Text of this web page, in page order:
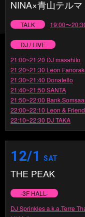
NINA×青山テル
TALK 19:00〜
DJ / LIVE
21:00~21:20 DJ masahito
21:20~21:30 Leon
21:30~21:40 Donatello
21:40~21:50 SANTA
21:50~22:00
22:00~22:10 Leon &
22:10~22:30 DJ TAKA
12/1 SAT
THE PEAK
-3F HALL-
DJ Sprinkles a.k.a.Terre